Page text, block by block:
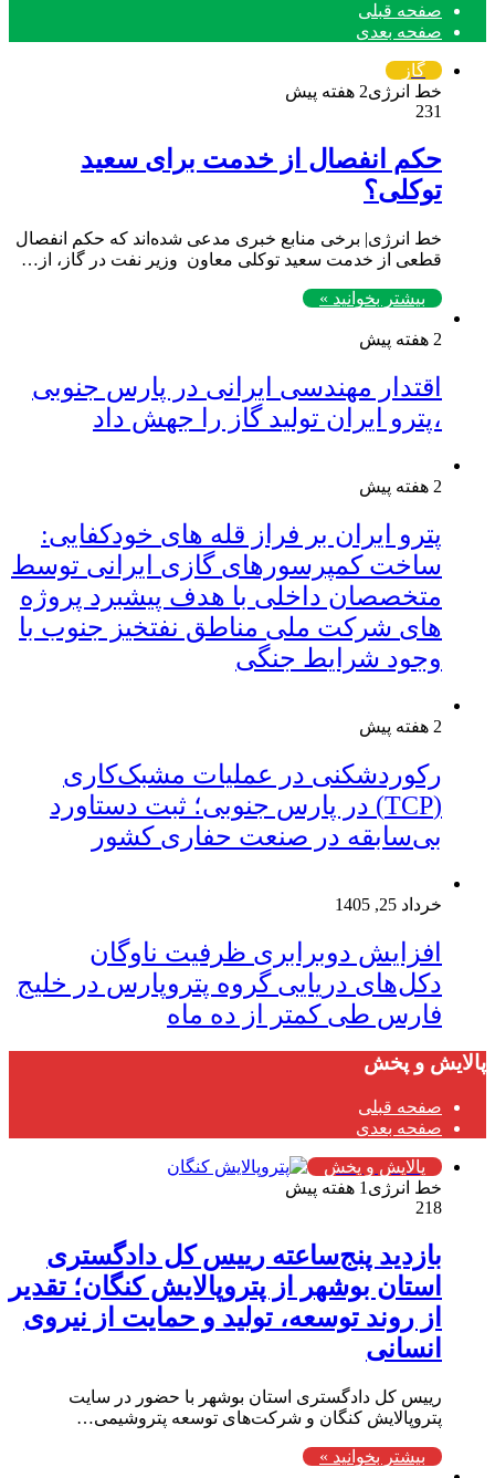
صفحه قبلی
صفحه بعدی
گاز
خط انرژی2 هفته پیش
231
حکم انفصال از خدمت برای سعید
توکلی؟
خط انرژی| برخی منابع خبری مدعی شده‌اند که حکم انفصال
قطعی از خدمت ‌سعید توکلی⁩ معاون ‌ وزیر نفت⁩ در گاز، از…
بیشتر بخوانید »
2 هفته پیش
اقتدار مهندسی ایرانی در پارس جنوبی
،پترو ایران تولید گاز را جهش داد
2 هفته پیش
پترو ایران بر فراز قله های خودکفایی:
ساخت کمپرسورهای گازی ایرانی توسط
متخصصان داخلی با هدف پیشبرد پروژه
های شرکت ملی مناطق نفتخیز جنوب با
وجود شرایط جنگی
2 هفته پیش
رکوردشکنی در عملیات مشبک‌کاری
(TCP) در پارس جنوبی؛ ثبت دستاورد
بی‌سابقه در صنعت حفاری کشور
خرداد 25, 1405
افزایش دوبرابری ظرفیت ناوگان
دکل‌های دریایی گروه پتروپارس در خلیج
فارس طی كمتر از ده ماه
پالایش و پخش
صفحه قبلی
صفحه بعدی
پالایش و پخش
خط انرژی 1 هفته پیش
218
بازدید پنج‌ساعته رییس کل دادگستری
استان بوشهر از پتروپالایش کنگان؛ تقدیر
از روند توسعه، تولید و حمایت از نیروی
انسانی
رییس کل دادگستری استان بوشهر با حضور در سایت
پتروپالایش کنگان و شرکت‌های توسعه پتروشیمی…
بیشتر بخوانید »